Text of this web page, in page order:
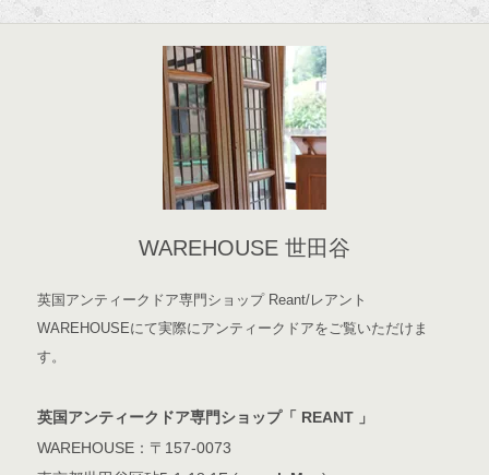
WAREHOUSE 世田谷
英国アンティークドア専門ショップ Reant/レアント
WAREHOUSEにて実際にアンティークドアをご覧いただけま
す。
英国アンティークドア専門ショップ「 REANT 」
WAREHOUSE：〒157-0073